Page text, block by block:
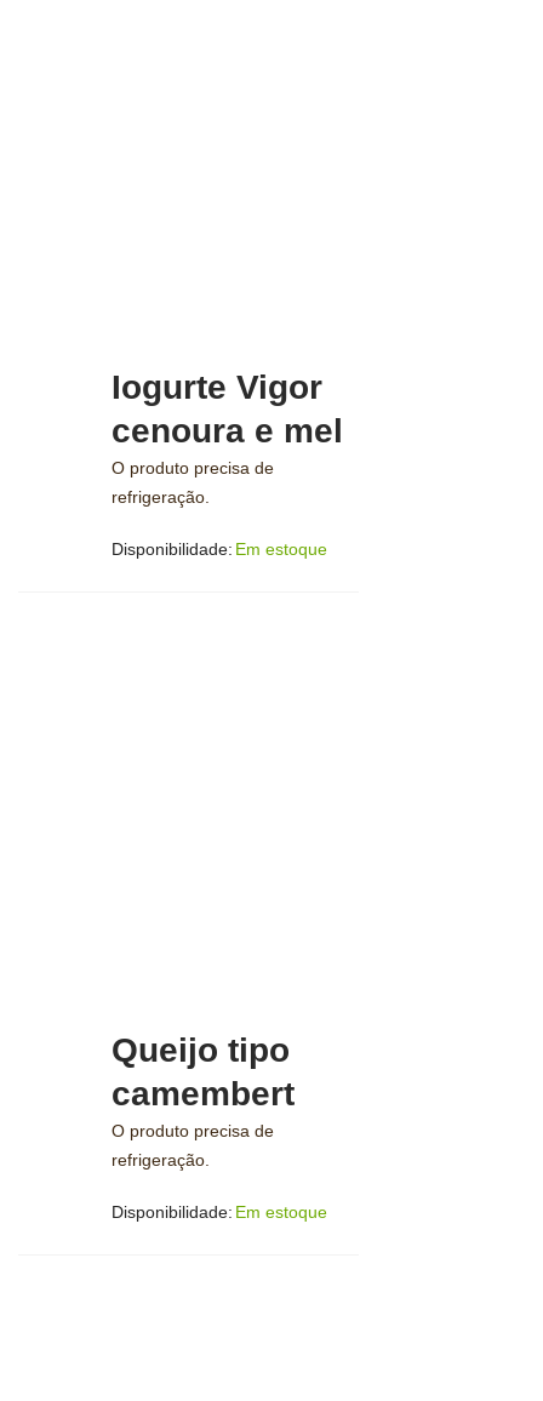
Iogurte Vigor
cenoura e mel
O produto precisa de
refrigeração.
Disponibilidade: Em estoque
Queijo tipo
camembert
O produto precisa de
refrigeração.
Disponibilidade: Em estoque